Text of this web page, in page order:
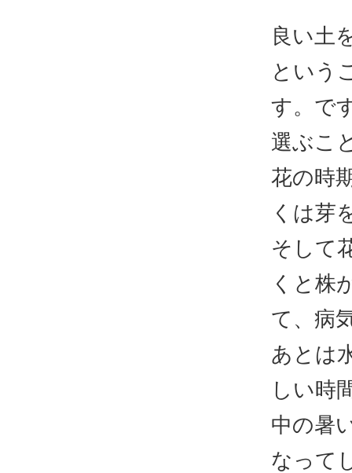
良い土
という
す。で
選ぶこ
花の時
くは芽
そして
くと株
て、病
あとは
しい時
中の暑
なって